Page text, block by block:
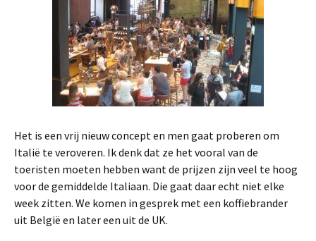
Het is een vrij nieuw concept en men gaat proberen om
Italië te veroveren. Ik denk dat ze het vooral van de
toeristen moeten hebben want de prijzen zijn veel te hoog
voor de gemiddelde Italiaan. Die gaat daar echt niet elke
week zitten. We komen in gesprek met een koffiebrander
uit België en later een uit de UK.